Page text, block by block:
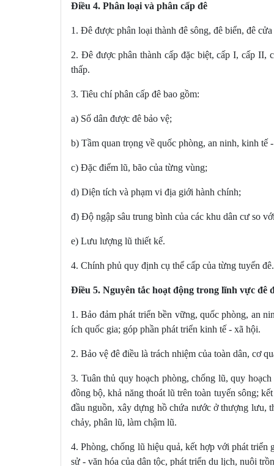
Điều 4. Phân loại và phân cấp đê
1. Đê được phân loại thành đê sông, đê biển, đê
2. Đê được phân thành cấp đặc biệt, cấp I, cấp
thấp.
3. Tiêu chí phân cấp đê bao gồm:
a) Số dân được đê bảo vệ;
b) Tầm quan trọng về quốc phòng, an ninh, kinh tế
c) Đặc điểm lũ, bão của từng vùng;
d) Diện tích và phạm vi địa giới hành chính;
đ) Độ ngập sâu trung bình của các khu dân cư so
e) Lưu lượng lũ thiết kế.
4. Chính phủ quy định cụ thể cấp của từng tuyến đê.
Điều 5. Nguyên tắc hoạt động trong lĩnh vực đê
1. Bảo đảm phát triển bền vững, quốc phòng, an
ích quốc gia; góp phần phát triển kinh tế - xã hội.
2. Bảo vệ đê điều là trách nhiệm của toàn dân, cơ
3. Tuân thủ quy hoạch phòng, chống lũ, quy
đồng bộ, khả năng thoát lũ trên toàn tuyến sông;
đầu nguồn, xây dựng hồ chứa nước ở thượng lưu,
chảy, phân lũ, làm chậm lũ.
4. Phòng, chống lũ hiệu quả, kết hợp với phát
sử - văn hóa của dân tộc, phát triển du lịch, nuôi